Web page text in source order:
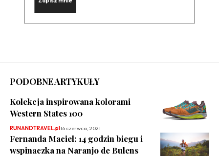
PODOBNE ARTYKUŁY
Kolekcja inspirowana kolorami
Western States 100
RUNANDTRAVEL.pl16 czerwca, 2021
Fernanda Maciel: 14 godzin biegu i
wspinaczka na Naranjo de Bulens